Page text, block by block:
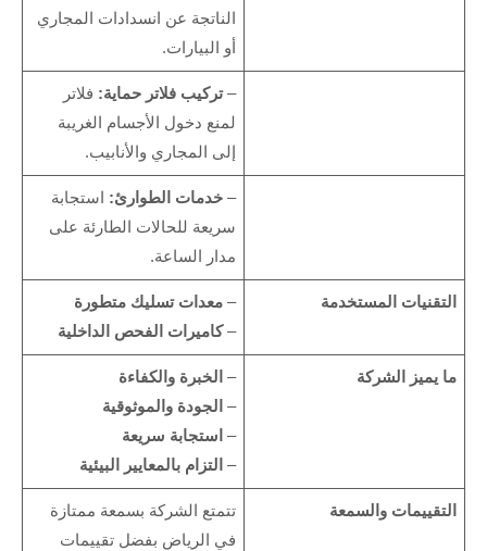
الناتجة عن انسدادات المجاري
أو البيارات.
–تركيب فلاتر حماية: فلاتر
لمنع دخول الأجسام الغريبة
إلى المجاري والأنابيب.
–خدمات الطوارئ: استجابة
سريعة للحالات الطارئة على
مدار الساعة.
التقنيات المستخدمة –معدات تسليك متطورة
–كاميرات الفحص الداخلية
ما يميز الشركة – الخبرة والكفاءة
– الجودة والموثوقية
– استجابة سريعة
– التزام بالمعايير البيئية
التقييمات والسمعة
تتمتع الشركة بسمعة ممتازة
في الرياض بفضل تقييمات